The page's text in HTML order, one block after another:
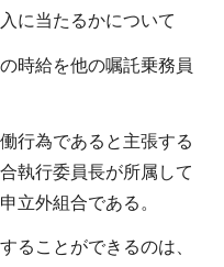
に当たるかについて
時給を他の嘱託乗務員
行為であると主張する
執行委員長が所属して
立外組合である。
ることができるのは、